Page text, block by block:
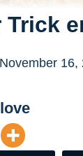
Trick
November 16,